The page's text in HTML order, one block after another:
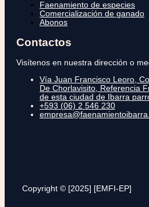
Faenamiento de especies
Comercialización de ganado
Abonos
Contactos
Visítenos en nuestra dirección o
Vía Juan Francisco Leoro,
De Chorlavisito, Referencia
de esta ciudad de Ibarra
+593 (06) 2 546 230
Copyright © [2025] [EMFI-EP]